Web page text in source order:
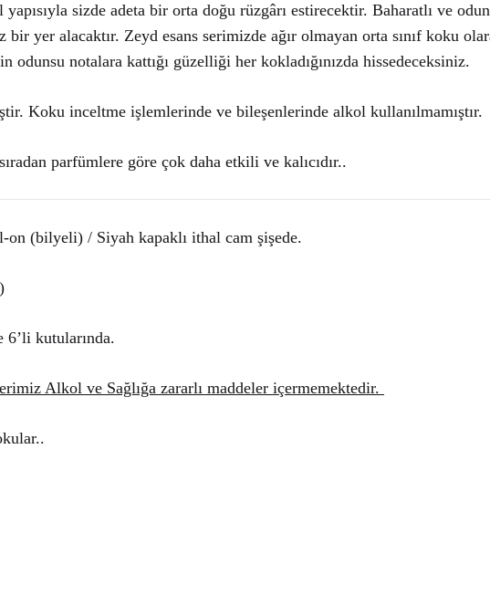
sizde adeta bir orta doğu rüzgârı estirecektir. Baharatlı ve
bir yer alacaktır. Zeyd esans serimizde ağır olmayan orta sınıf koku
odunsu notalara kattığı güzelliği her kokladığınızda hissedeceksiniz.
Koku inceltme işlemlerinde ve bileşenlerinde alkol kullanılmamıştır.
parfümlere göre çok daha etkili ve kalıcıdır..
(bilyeli) / Siyah kapaklı ithal cam şişede.
6’li kutularında.
Alkol ve Sağlığa zararlı maddeler içermemektedir.